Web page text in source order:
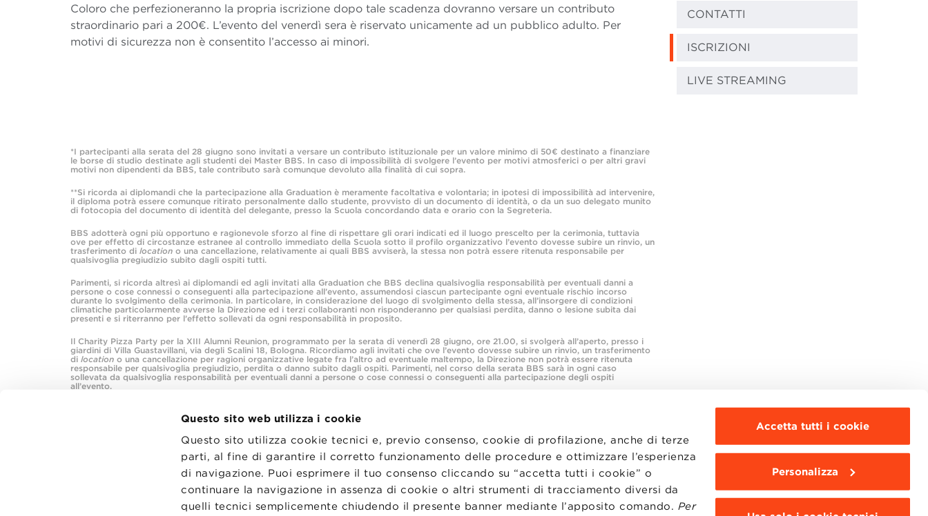
Questo sito web utilizza i cookie
Questo sito utilizza cookie tecnici e, previo consenso, cookie di profilazione, anche di terze
parti, al fine di garantire il corretto funzionamento delle procedure e ottimizzare l’esperienza
di navigazione. Puoi esprimere il tuo consenso cliccando su “accetta tutti i cookie” o
continuare la navigazione in assenza di cookie o altri strumenti di tracciamento diversi da
quelli tecnici semplicemente chiudendo il presente banner mediante l’apposito comando. Per
Accetta tutti i cookie
Personalizza
Coloro che perfezioneranno la propria iscrizione dopo tale scadenza dovranno versare un contributo
straordinario pari a 200€. L’evento del venerdì sera è riservato unicamente ad un pubblico adulto. Per
motivi di sicurezza non è consentito l’accesso ai minori.
*I partecipanti alla serata del 28 giugno sono invitati a versare un contributo istituzionale per un valore minimo di 50€ destinato a finanziare
le borse di studio destinate agli studenti dei Master BBS. In caso di impossibilità di svolgere l’evento per motivi atmosferici o per altri gravi
motivi non dipendenti da BBS, tale contributo sarà comunque devoluto alla finalità di cui sopra.
**Si ricorda ai diplomandi che la partecipazione alla Graduation è meramente facoltativa e volontaria; in ipotesi di impossibilità ad intervenire,
il diploma potrà essere comunque ritirato personalmente dallo studente, provvisto di un documento di identità, o da un suo delegato munito
di fotocopia del documento di identità del delegante, presso la Scuola concordando data e orario con la Segreteria.
BBS adotterà ogni più opportuno e ragionevole sforzo al fine di rispettare gli orari indicati ed il luogo prescelto per la cerimonia, tuttavia
ove per effetto di circostanze estranee al controllo immediato della Scuola sotto il profilo organizzativo l’evento dovesse subire un rinvio, un
trasferimento di location o una cancellazione, relativamente ai quali BBS avviserà, la stessa non potrà essere ritenuta responsabile per
qualsivoglia pregiudizio subito dagli ospiti tutti.
Parimenti, si ricorda altresì ai diplomandi ed agli invitati alla Graduation che BBS declina qualsivoglia responsabilità per eventuali danni a
persone o cose connessi o conseguenti alla partecipazione all’evento, assumendosi ciascun partecipante ogni eventuale rischio incorso
durante lo svolgimento della cerimonia. In particolare, in considerazione del luogo di svolgimento della stessa, all’insorgere di condizioni
climatiche particolarmente avverse la Direzione ed i terzi collaboranti non risponderanno per qualsiasi perdita, danno o lesione subita dai
presenti e si riterranno per l’effetto sollevati da ogni responsabilità in proposito.
Il Charity Pizza Party per la XIII Alumni Reunion, programmato per la serata di venerdì 28 giugno, ore 21.00, si svolgerà all’aperto, presso i
giardini di Villa Guastavillani, via degli Scalini 18, Bologna. Ricordiamo agli invitati che ove l’evento dovesse subire un rinvio, un trasferimento
di location o una cancellazione per ragioni organizzative legate fra l’altro ad eventuale maltempo, la Direzione non potrà essere ritenuta
responsabile per qualsivoglia pregiudizio, perdita o danno subito dagli ospiti. Parimenti, nel corso della serata BBS sarà in ogni caso
sollevata da qualsivoglia responsabilità per eventuali danni a persone o cose connessi o conseguenti alla partecipazione degli ospiti
all’evento.
CONTATTI
ISCRIZIONI
LIVE STREAMING
CONTATTI
TRASPARENZA
PRIVACY
PREFERENZE COOKIE
LAVORA CON NOI
STATUTO
WHISTLEBLOWING
WEBMAIL
BBS COMMUNITY PORTAL
PRESS